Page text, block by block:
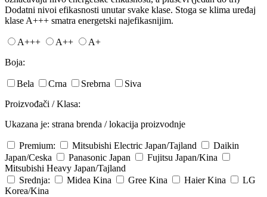
Dodatni nivoi efikasnosti unutar svake klase. Stoga se klima uređaj
klase A+++ smatra energetski najefikasnijim.
A+++ A++
A+
Boja:
Bela Crna Srebrna
Siva
Proizvođači / Klasa:
Ukazana je: strana brenda / lokacija proizvodnje
Premium: Mitsubishi Electric Japan/Tajland
Daikin
Japan/Ceska
Panasonic Japan Fujitsu Japan/Kina
Mitsubishi Heavy Japan/Tajland
Srednja:
Midea Kina Gree Kina Haier Kina
LG
Korea/Kina